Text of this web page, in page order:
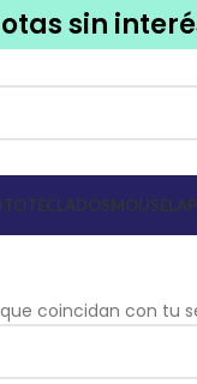
sin
TECLADOSMOUSE
coincidan con tu